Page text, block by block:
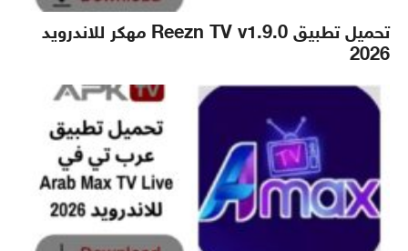
تحميل تطبيق Reezn TV v1.9.0 مهكر للاندرويد
2026